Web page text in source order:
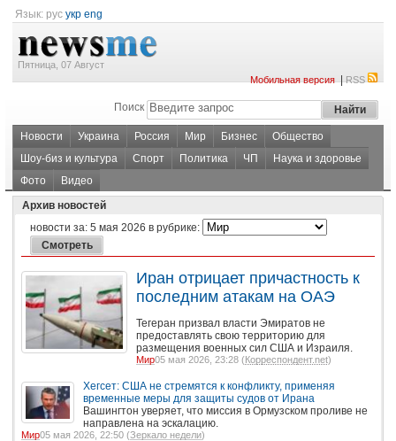
Язык: рус укр eng
Пятница, 07 Август
Мобильная версия|RSS
Поиск
Новости Украина Россия Мир Бизнес
Общество
Шоу-биз и культура
Спорт Политика ЧП
Наука и здоровье
Фото
Видео
Архив новостей
новости за: 5 мая 2026 в рубрике:
Иран отрицает причастность к
последним атакам на ОАЭ
Тегеран призвал власти Эмиратов не
предоставлять свою территорию для
размещения военных сил США и Израиля.
Мир05 мая 2026, 23:28 (Корреспондент.net)
Хегсет: США не стремятся к конфликту, применяя
временные меры для защиты судов от Ирана
Вашингтон уверяет, что миссия в Ормузском проливе не
направлена на эскалацию.
Мир05 мая 2026, 22:50 (Зеркало недели)